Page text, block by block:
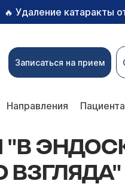
🔥 Удаление катаракты
Записаться на прием
Направления
"В
ВЗГЛЯДА"